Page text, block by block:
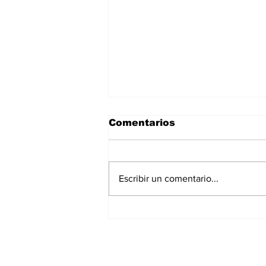
Comentarios
Escribir un comentario...